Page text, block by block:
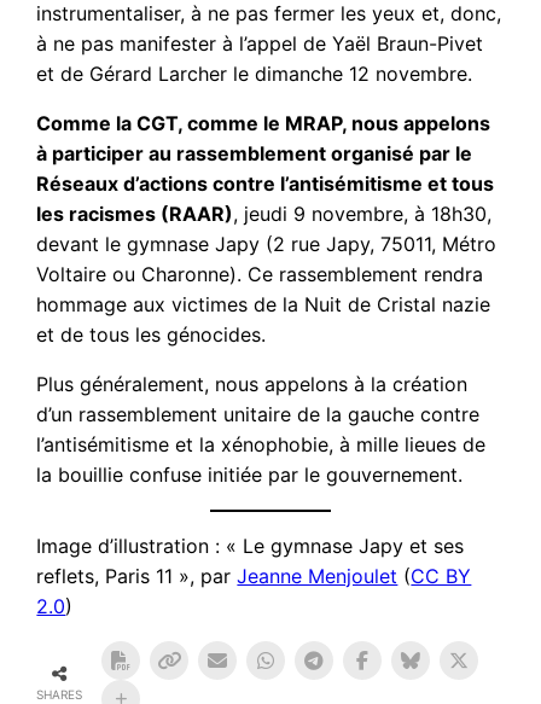
instrumentaliser, à ne pas fermer les yeux et, donc,
à ne pas manifester à l’appel de Yaël Braun-Pivet
et de Gérard Larcher le dimanche 12 novembre.
Comme la CGT, comme le MRAP, nous appelons
à participer au rassemblement organisé par le
Réseaux d’actions contre l’antisémitisme et tous
les racismes (RAAR), jeudi 9 novembre, à 18h30,
devant le gymnase Japy (2 rue Japy, 75011, Métro
Voltaire ou Charonne). Ce rassemblement rendra
hommage aux victimes de la Nuit de Cristal nazie
et de tous les génocides.
Plus généralement, nous appelons à la création
d’un rassemblement unitaire de la gauche contre
l’antisémitisme et la xénophobie, à mille lieues de
la bouillie confuse initiée par le gouvernement.
Image d’illustration : « Le gymnase Japy et ses
reflets, Paris 11 », parJeanne Menjoulet (CC BY
2.0)
SHARES